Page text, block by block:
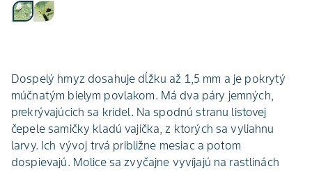
Dospelý hmyz dosahuje dĺžku až 1,5 mm a je pokrytý
múčnatým bielym povlakom. Má dva páry jemných,
prekrývajúcich sa krídel. Na spodnú stranu listovej
čepele samičky kladú vajíčka, z ktorých sa vyliahnu
larvy. Ich vývoj trvá približne mesiac a potom
dospievajú. Molice sa zvyčajne vyvíjajú na rastlinách